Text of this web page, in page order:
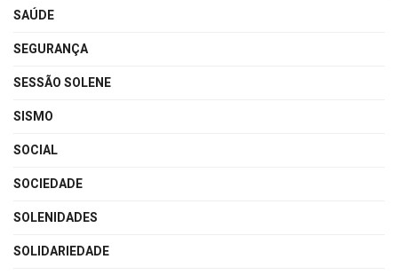
SAÚDE
SEGURANÇA
SESSÃO SOLENE
SISMO
SOCIAL
SOCIEDADE
SOLENIDADES
SOLIDARIEDADE